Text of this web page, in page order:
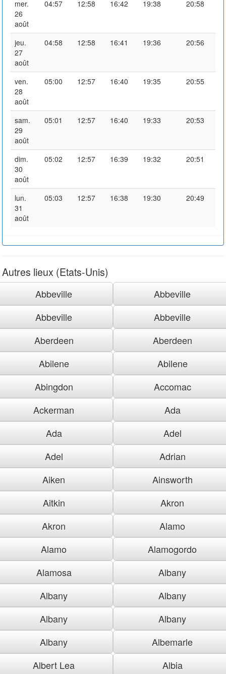
mer.
26
août
04:57 12:58 16:42 19:38 20:58
jeu.
27
août
04:58 12:58 16:41 19:36 20:56
ven.
28
août
05:00 12:57 16:40 19:35 20:55
sam.
29
août
05:01 12:57 16:40 19:33 20:53
dim.
30
août
05:02 12:57 16:39 19:32 20:51
lun.
31
août
05:03 12:57 16:38 19:30 20:49
Autres lieux (Etats-Unis)
Abbeville
Abbeville
Abbeville
Abbeville
Aberdeen
Aberdeen
Abilene
Abilene
Abingdon
Accomac
Ackerman
Ada
Ada
Adel
Adel
Adrian
Aiken
Ainsworth
Aitkin
Akron
Akron
Alamo
Alamo
Alamogordo
Alamosa
Albany
Albany
Albany
Albany
Albany
Albany
Albemarle
Albert Lea
Albia